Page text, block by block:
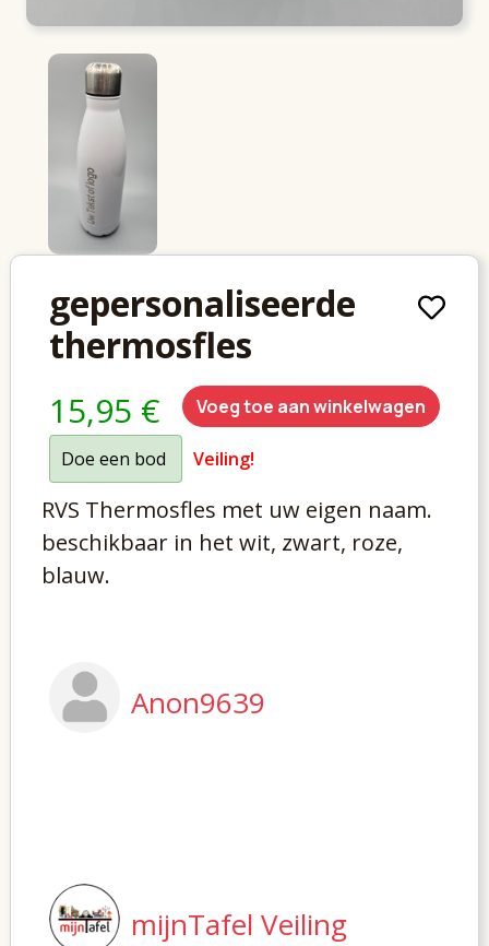
gepersonaliseerde
thermosfles
15,95 € Voeg toe aan winkelwagen
Doe een bod Veiling!
RVS Thermosfles met uw eigen naam.
beschikbaar in het wit, zwart, roze,
blauw.
Anon9639
mijnTafel Veiling